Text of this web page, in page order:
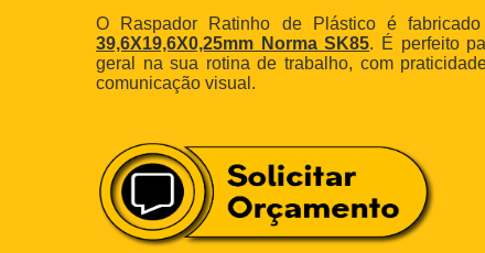
O Raspador Ratinho de Plástico é
39,6X19,6X0,25mm Norma SK85. É perfeito
geral na sua rotina de trabalho, com
comunicação visual.